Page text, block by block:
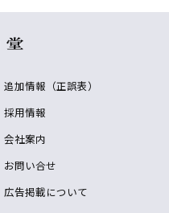
追加情報（正誤表）
採用情報
会社案内
お問い合せ
広告掲載について